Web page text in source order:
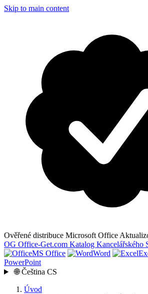
Skip to main content
Ověřené distribuce Microsoft Office
OG Office-Get.com Katalog Kancelářského
MS Office
Word
PowerPoint
🌐 Čeština CS
Úvod